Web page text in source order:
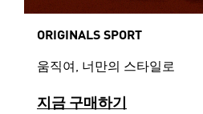
ORIGINALS SPORT
움직여, 너만의 스타일로
지금 구매하기